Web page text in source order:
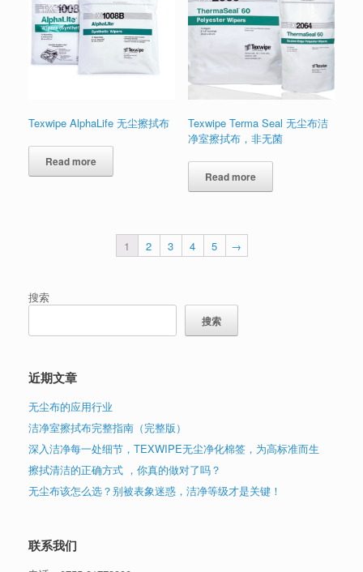
Texwipe AlphaLife 无尘擦拭布
Read more
Texwipe Terma Seal 无尘布洁
净室擦拭布，非无菌
Read more
1 2 3 4 5 →
搜索
搜索
近期文章
无尘布的应用行业
洁净室擦拭布完整指南（完整版）
深入洁净每一处细节，TEXWIPE无尘净化棉签，为高标准而生
擦拭清洁的正确方式 ，你真的做对了吗？
无尘布该怎么选？别被表象迷惑，洁净等级才是关键！
联系我们